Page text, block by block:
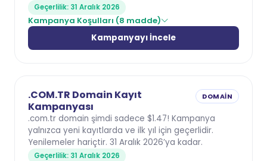
Geçerlilik: 31 Aralık 2026
Kampanya Koşulları (8 madde)
Kampanyayı İncele
.COM.TR Domain Kayıt
Kampanyası
DOMAIN
.com.tr domain şimdi sadece $1.47! Kampanya
yalnızca yeni kayıtlarda ve ilk yıl için geçerlidir.
Yenilemeler hariçtir. 31 Aralık 2026’ya kadar.
Geçerlilik: 31 Aralık 2026